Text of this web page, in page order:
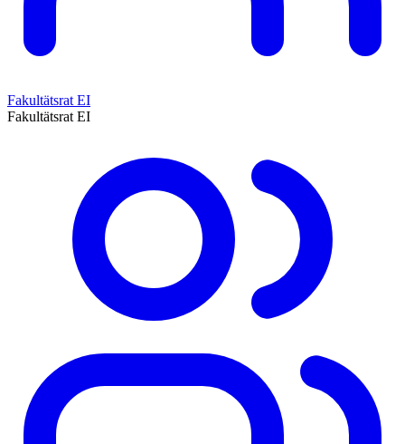
Fakultätsrat EI
Fakultätsrat EI